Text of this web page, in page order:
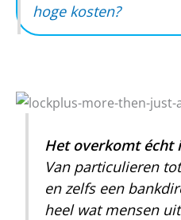
hoge kosten?
Het overkomt écht
Van particulieren
en zelfs een
heel wat mensen